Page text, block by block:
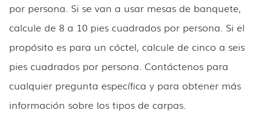
por persona. Si se van a usar mesas de banquete,
calcule de 8 a 10 pies cuadrados por persona. Si el
propósito es para un cóctel, calcule de cinco a seis
pies cuadrados por persona. Contáctenos para
cualquier pregunta específica y para obtener más
información sobre los tipos de carpas.